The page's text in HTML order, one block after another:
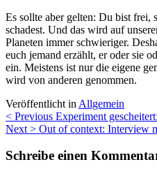
Es sollte aber gelten: Du bist frei,
schadest. Und das wird auf
Planeten immer schwieriger.
euch jemand erzählt, er oder sie
ein. Meistens ist nur die eigene
wird von anderen genommen.
Veröffentlicht in Allgemein
Beitragsnavigation
< Previous Experiment
Next > Out of context: Interview
Schreibe einen